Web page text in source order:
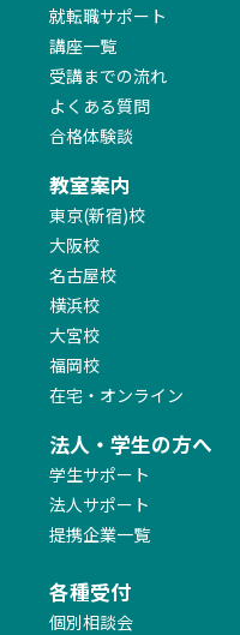
就転職サポート
講座一覧
受講までの流れ
よくある質問
合格体験談
教室案内
東京(新宿)校
大阪校
名古屋校
横浜校
大宮校
福岡校
在宅・オンライン
法人・学生の方へ
学生サポート
法人サポート
提携企業一覧
各種受付
個別相談会